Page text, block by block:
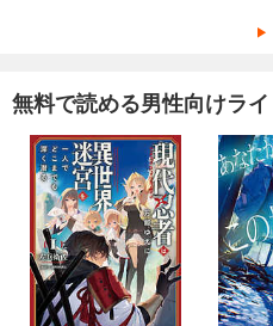
無料で読める男性向けラ